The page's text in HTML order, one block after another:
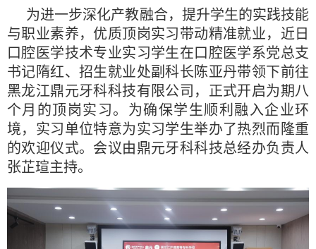
为进一步深化产教融合，提升学生的实践技能
与职业素养，优质顶岗实习带动精准就业，近日
口腔医学技术专业实习学生在口腔医学系党总支
书记隋红、招生就业处副科长陈亚丹带领下前往
黑龙江鼎元牙科科技有限公司，正式开启为期八
个月的顶岗实习。为确保学生顺利融入企业环
境，实习单位特意为实习学生举办了热烈而隆重
的欢迎仪式。会议由鼎元牙科科技总经办负责人
张芷瑄主持。